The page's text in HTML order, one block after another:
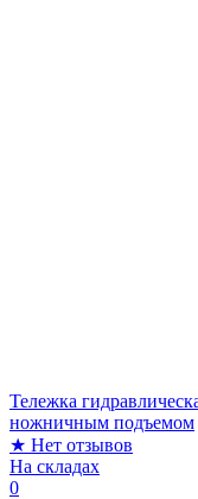
Тележка
ножничным подъемом
★ Нет отзывов
На складах
0